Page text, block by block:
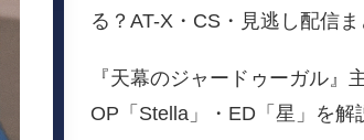
る？AT-X・CS・見逃し配信ま
『天幕のジャードゥーガル』
OP「Stella」・ED「星」を解